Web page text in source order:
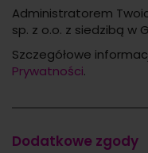
Administratorem
sp. z o.o. z siedzibą w
Szczegółowe
Prywatności.
Dodatkowe zgody